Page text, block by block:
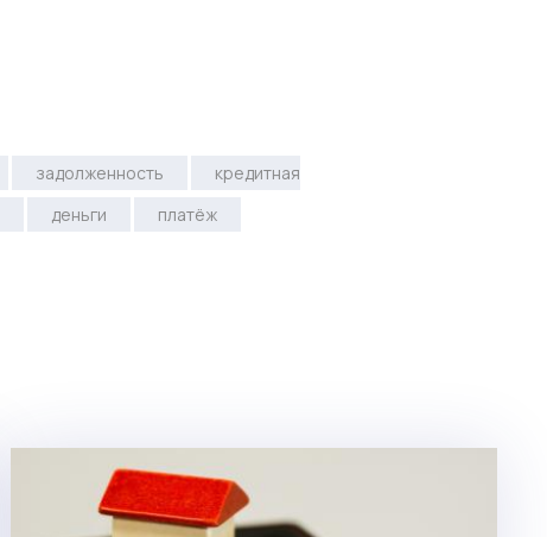
задолженность
кредитная
деньги платёж